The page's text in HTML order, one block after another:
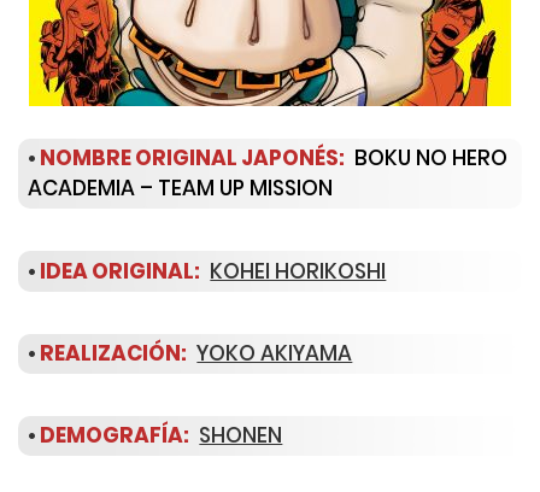
• NOMBRE ORIGINAL JAPONÉS: BOKU NO HERO
ACADEMIA – TEAM UP MISSION
• IDEA ORIGINAL: KOHEI HORIKOSHI
• REALIZACIÓN: YOKO AKIYAMA
• DEMOGRAFÍA: SHONEN